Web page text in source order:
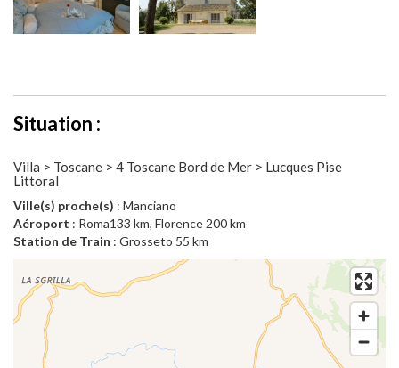
Situation :
Villa > Toscane > 4 Toscane Bord de Mer > Lucques Pise
Littoral
Ville(s) proche(s) : Manciano
Aéroport : Roma133 km, Florence 200 km
Station de Train : Grosseto 55 km